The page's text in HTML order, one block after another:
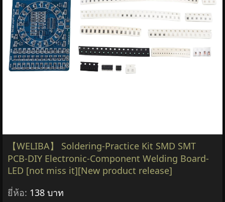
【WELIBA】 Soldering-Practice Kit SMD SMT
PCB-DIY Electronic-Component Welding Board-
LED [not miss it][New product release]
ยี่ห้อ: 138 บาท